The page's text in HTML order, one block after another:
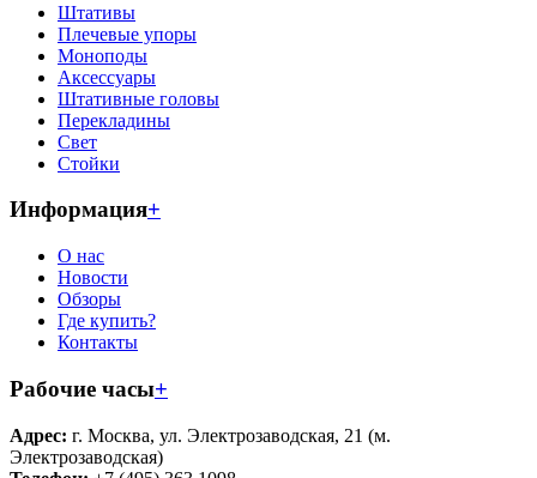
Штативы
Плечевые упоры
Моноподы
Аксессуары
Штативные головы
Перекладины
Свет
Стойки
Информация+
О нас
Новости
Обзоры
Где купить?
Контакты
Рабочие часы+
Адрес: г. Москва, ул. Электрозаводская, 21 (м.
Электрозаводская)